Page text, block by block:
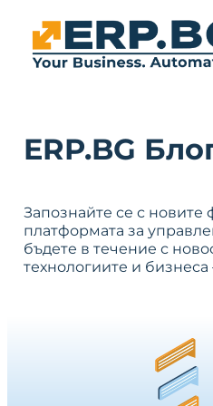
ERP.BG
Запознайте се с новите
платформата за
бъдете в течение с
технологиите и бизнеса